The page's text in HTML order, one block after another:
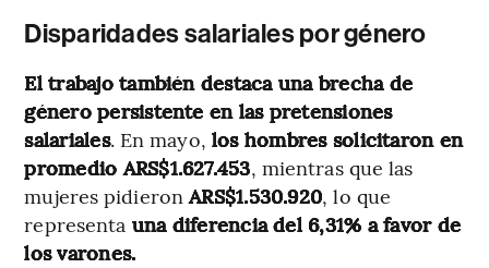
Disparidades salariales por género
El trabajo también destaca una brecha de
género persistente en las pretensiones
salariales. En mayo, los hombres solicitaron en
promedio ARS$1.627.453, mientras que las
mujeres pidieronARS$1.530.920, lo que
representa una diferencia del 6,31% a favor de
los varones.